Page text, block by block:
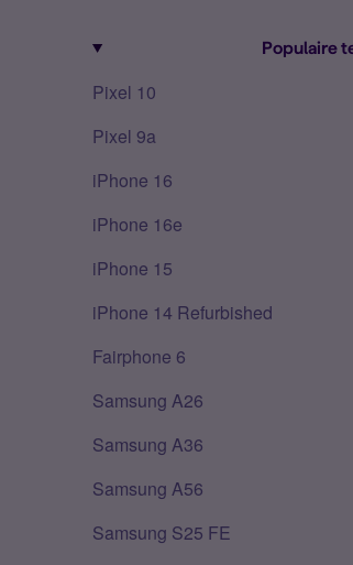
Populaire
Pixel 10
Pixel 9a
iPhone 16
iPhone 16e
iPhone 15
iPhone 14 Refurbished
Fairphone 6
Samsung A26
Samsung A36
Samsung A56
Samsung S25 FE